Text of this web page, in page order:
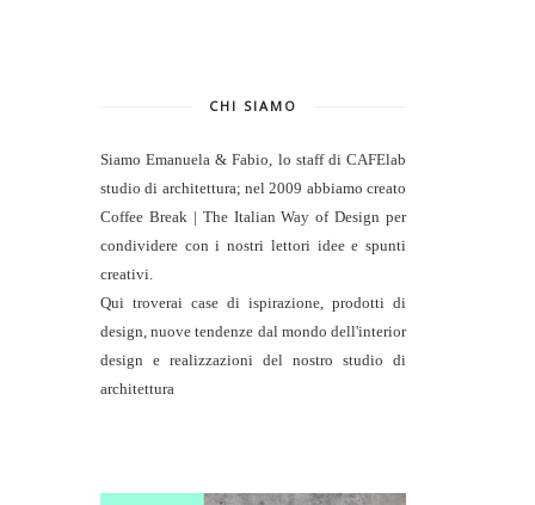
CHI SIAMO
Siamo Emanuela & Fabio, lo staff di CAFElab
studio di architettura; nel 2009 abbiamo creato
Coffee Break | The Italian Way of Design per
condividere con i nostri lettori idee e spunti
creativi.
Qui troverai case di ispirazione, prodotti di
design, nuove tendenze dal mondo dell'interior
design e realizzazioni del nostro studio di
architettura